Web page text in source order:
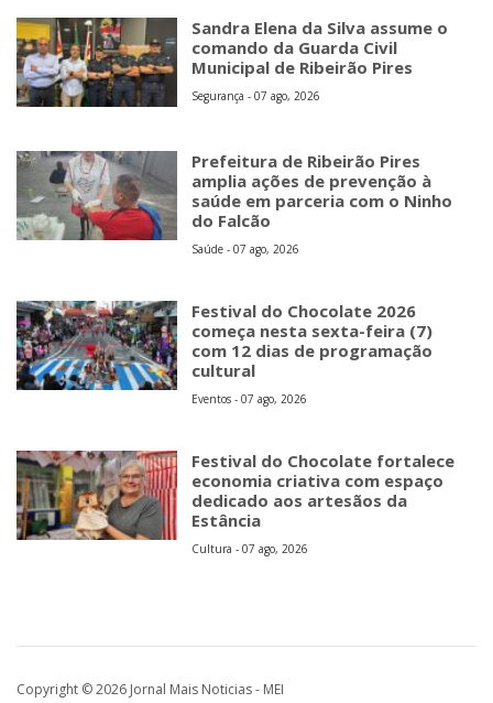
Sandra Elena da Silva assume o
comando da Guarda Civil
Municipal de Ribeirão Pires
Segurança - 07 ago, 2026
Prefeitura de Ribeirão Pires
amplia ações de prevenção à
saúde em parceria com o Ninho
do Falcão
Saúde - 07 ago, 2026
Festival do Chocolate 2026
começa nesta sexta-feira (7)
com 12 dias de programação
cultural
Eventos - 07 ago, 2026
Festival do Chocolate fortalece
economia criativa com espaço
dedicado aos artesãos da
Estância
Cultura - 07 ago, 2026
Copyright © 2026 Jornal Mais Noticias - MEI